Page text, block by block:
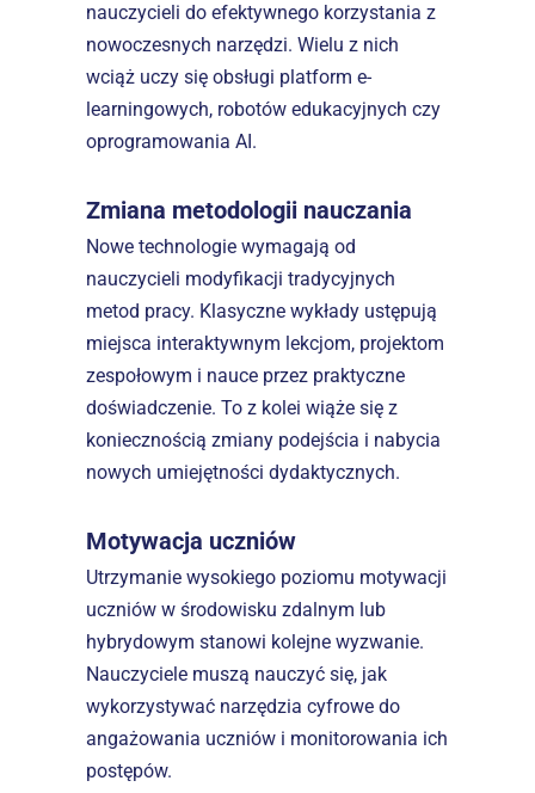
nauczycieli do efektywnego korzystania z
nowoczesnych narzędzi. Wielu z nich
wciąż uczy się obsługi platform e-
learningowych, robotów edukacyjnych czy
oprogramowania AI.
Zmiana metodologii nauczania
Nowe technologie wymagają od
nauczycieli modyfikacji tradycyjnych
metod pracy. Klasyczne wykłady ustępują
miejsca interaktywnym lekcjom, projektom
zespołowym i nauce przez praktyczne
doświadczenie. To z kolei wiąże się z
koniecznością zmiany podejścia i nabycia
nowych umiejętności dydaktycznych.
Motywacja uczniów
Utrzymanie wysokiego poziomu motywacji
uczniów w środowisku zdalnym lub
hybrydowym stanowi kolejne wyzwanie.
Nauczyciele muszą nauczyć się, jak
wykorzystywać narzędzia cyfrowe do
angażowania uczniów i monitorowania ich
postępów.